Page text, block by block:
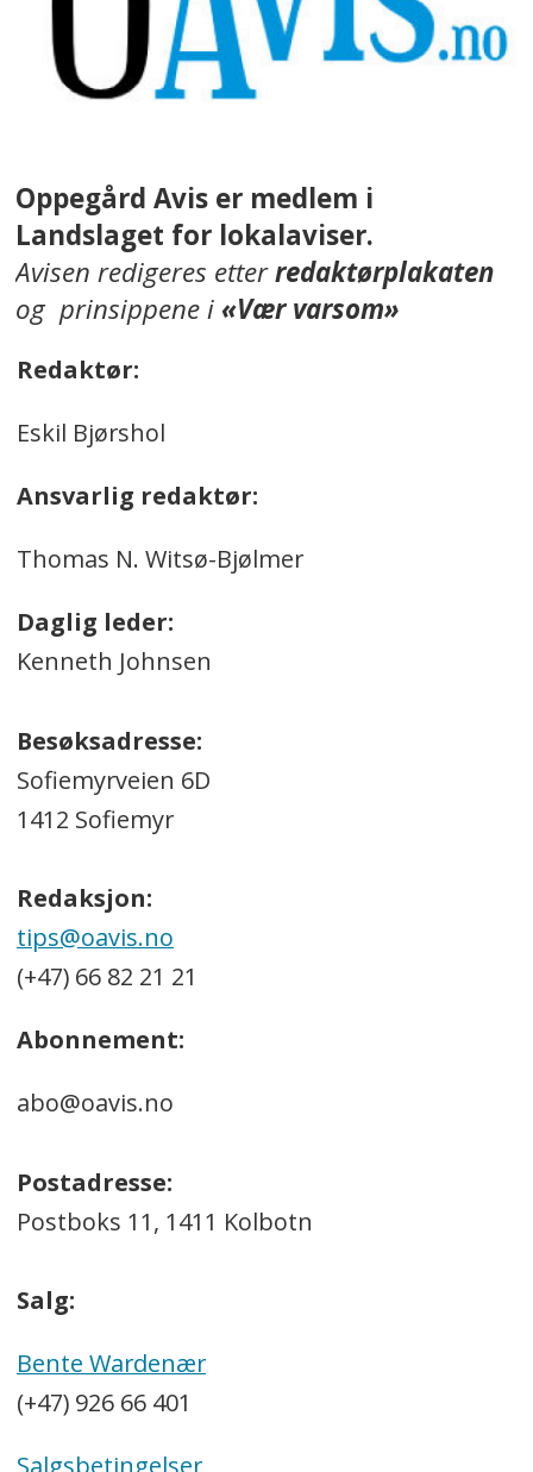
Oppegård Avis er medlem i
Landslaget for lokalaviser.
Avisen redigeres etterredaktørplakaten
og prinsippene i«Vær varsom»
Redaktør:
Eskil Bjørshol
Ansvarlig redaktør:
Thomas N. Witsø-Bjølmer
Daglig leder:
Kenneth Johnsen
Besøksadresse:
Sofiemyrveien 6D
1412 Sofiemyr
Redaksjon:
tips@oavis.no
(+47) 66 82 21 21
Abonnement:
abo@oavis.no
Postadresse:
Postboks 11, 1411 Kolbotn
Salg:
Bente Wardenær
(+47) 926 66 401
Salgsbetingelser